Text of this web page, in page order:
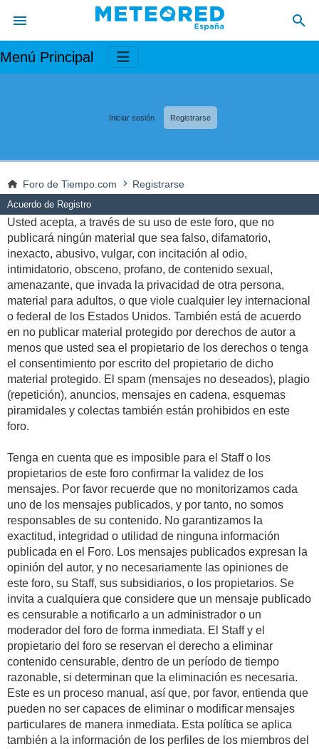
Menú Principal
Iniciar sesión Registrarse
Foro de Tiempo.com Registrarse
Acuerdo de Registro
Usted acepta, a través de su uso de este foro, que no
publicará ningún material que sea falso, difamatorio,
inexacto, abusivo, vulgar, con incitación al odio,
intimidatorio, obsceno, profano, de contenido sexual,
amenazante, que invada la privacidad de otra persona,
material para adultos, o que viole cualquier ley internacional
o federal de los Estados Unidos. También está de acuerdo
en no publicar material protegido por derechos de autor a
menos que usted sea el propietario de los derechos o tenga
el consentimiento por escrito del propietario de dicho
material protegido. El spam (mensajes no deseados), plagio
(repetición), anuncios, mensajes en cadena, esquemas
piramidales y colectas también están prohibidos en este
foro.
Tenga en cuenta que es imposible para el Staff o los
propietarios de este foro confirmar la validez de los
mensajes. Por favor recuerde que no monitorizamos cada
uno de los mensajes publicados, y por tanto, no somos
responsables de su contenido. No garantizamos la
exactitud, integridad o utilidad de ninguna información
publicada en el Foro. Los mensajes publicados expresan la
opinión del autor, y no necesariamente las opiniones de
este foro, su Staff, sus subsidiarios, o los propietarios. Se
invita a cualquiera que considere que un mensaje publicado
es censurable a notificarlo a un administrador o un
moderador del foro de forma inmediata. El Staff y el
propietario del foro se reservan el derecho a eliminar
contenido censurable, dentro de un período de tiempo
razonable, si determinan que la eliminación es necesaria.
Este es un proceso manual, así que, por favor, entienda que
pueden no ser capaces de eliminar o modificar mensajes
particulares de manera inmediata. Esta política se aplica
también a la información de los perfiles de los miembros del